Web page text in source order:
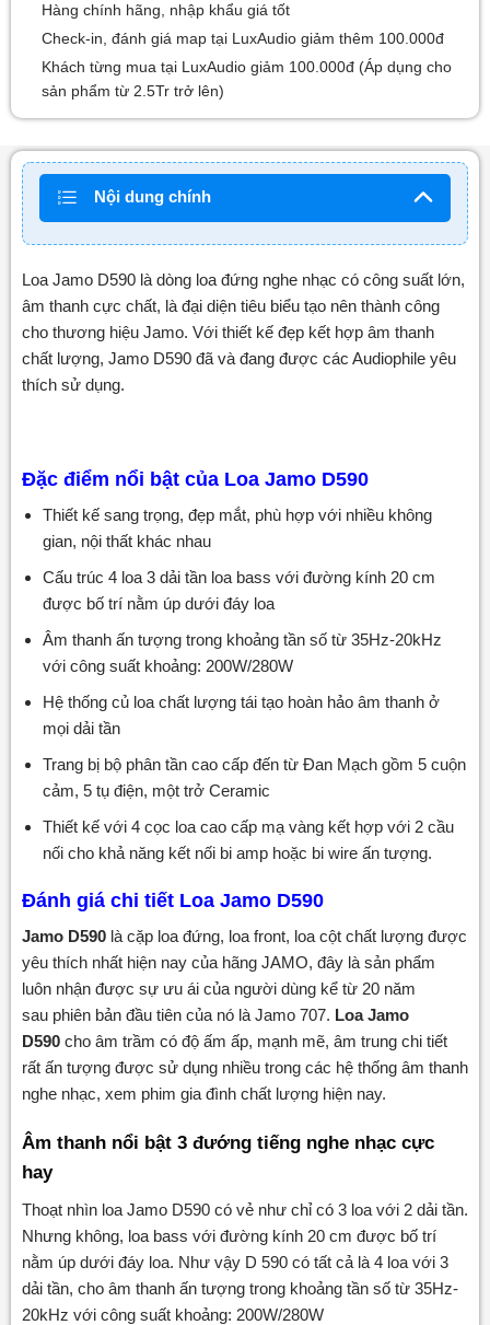
Hàng chính hãng, nhập khẩu giá tốt
Check-in, đánh giá map tại LuxAudio giảm thêm 100.000đ
Khách từng mua tại LuxAudio giảm 100.000đ (Áp dụng cho
sản phẩm từ 2.5Tr trở lên)
Nội dung chính
Loa Jamo D590 là dòng loa đứng nghe nhạc có công suất lớn,
âm thanh cực chất, là đại diện tiêu biểu tạo nên thành công
cho thương hiệu Jamo. Với thiết kế đẹp kết hợp âm thanh
chất lượng, Jamo D590 đã và đang được các Audiophile yêu
thích sử dụng.
Đặc điểm nổi bật của Loa Jamo D590
Thiết kế sang trọng, đẹp mắt, phù hợp với nhiều không
gian, nội thất khác nhau
Cấu trúc 4 loa 3 dải tần loa bass với đường kính 20 cm
được bố trí nằm úp dưới đáy loa
Âm thanh ấn tượng trong khoảng tần số từ 35Hz-20kHz
với công suất khoảng: 200W/280W
Hệ thống củ loa chất lượng tái tạo hoàn hảo âm thanh ở
mọi dải tần
Trang bị bộ phân tần cao cấp đến từ Đan Mạch gồm 5 cuộn
cảm, 5 tụ điện, một trở Ceramic
Thiết kế với 4 cọc loa cao cấp mạ vàng kết hợp với 2 cầu
nối cho khả năng kết nối bi amp hoặc bi wire ấn tượng.
Đánh giá chi tiết Loa Jamo D590
Jamo D590 là cặp loa đứng, loa front, loa cột chất lượng được
yêu thích nhất hiện nay của hãng JAMO, đây là sản phẩm
luôn nhận được sự ưu ái của người dùng kể từ 20 năm
sau phiên bản đầu tiên của nó là Jamo 707. Loa Jamo
D590 cho âm trầm có độ ấm ấp, mạnh mẽ, âm trung chi tiết
rất ấn tượng được sử dụng nhiều trong các hệ thống âm thanh
nghe nhạc, xem phim gia đình chất lượng hiện nay.
Âm thanh nổi bật 3 đướng tiếng nghe nhạc cực
hay
Thoạt nhìn loa Jamo D590 có vẻ như chỉ có 3 loa với 2 dải tần.
Nhưng không, loa bass với đường kính 20 cm được bố trí
nằm úp dưới đáy loa. Như vậy D 590 có tất cả là 4 loa với 3
dải tần, cho âm thanh ấn tượng trong khoảng tần số từ 35Hz-
20kHz với công suất khoảng: 200W/280W